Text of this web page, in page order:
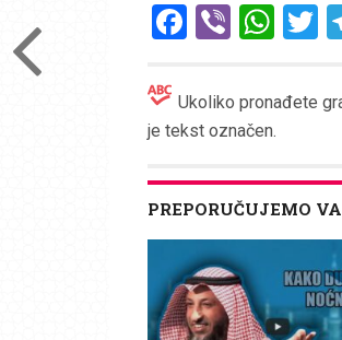
Facebook
Viber
Ukoliko pronađete
je tekst označen.
PREPORUČUJEMO